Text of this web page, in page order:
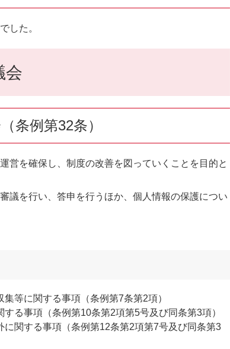
した。
会
条例第32条）
を確保し、制度の改善を図っていくことを目的と
議を行い、答申を行うほか、個人情報の保護につい
等に関する事項（条例第7条第2項）
る事項（条例第10条第2項第5号及び同条第3項）
関する事項（条例第12条第2項第7号及び同条第3